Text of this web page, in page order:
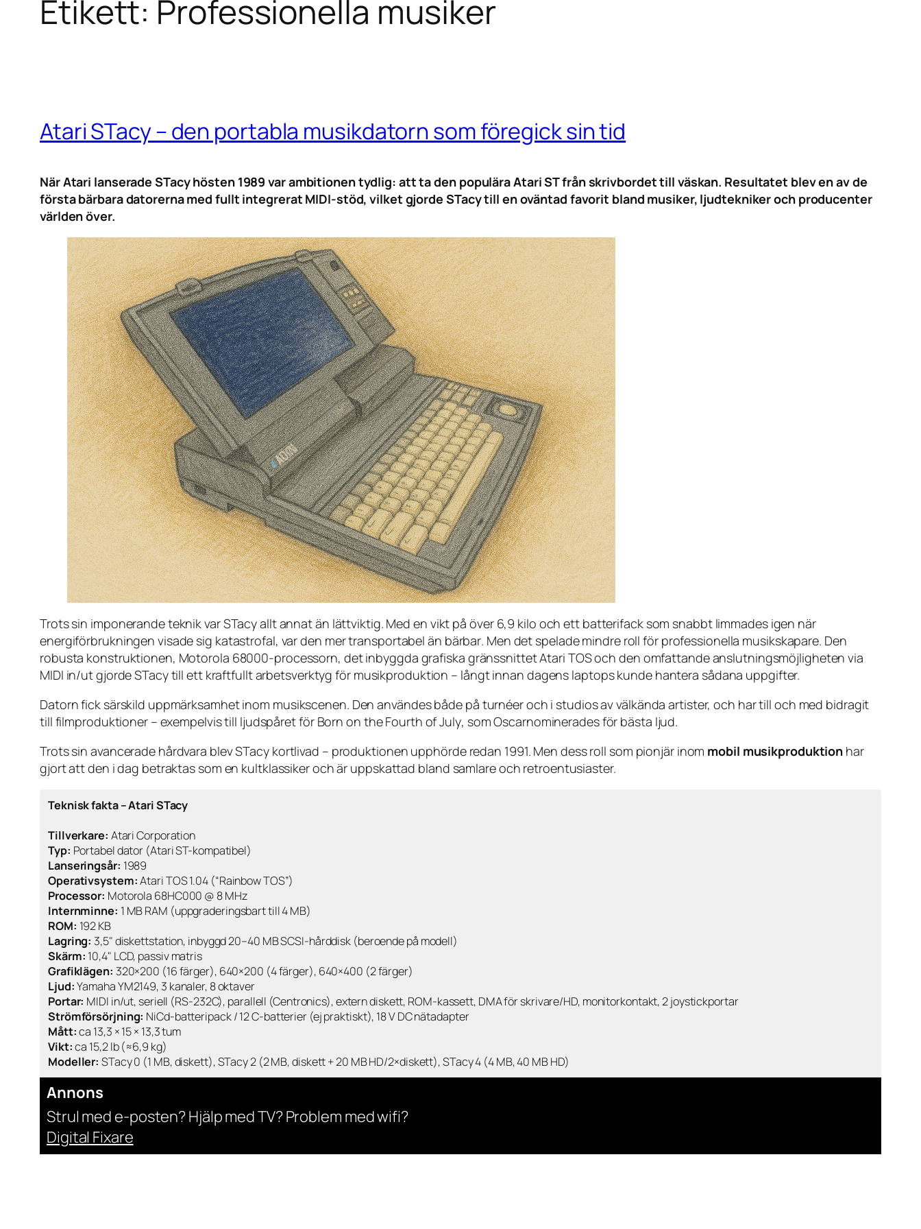
Etikett: Professionella musiker
Atari STacy – den portabla musikdatorn som föregick sin tid
När Atari lanserade STacy hösten 1989 var ambitionen tydlig: att ta den populära Atari ST från skrivbordet till väskan. Resultatet blev en av de
första bärbara datorerna med fullt integrerat MIDI-stöd, vilket gjorde STacy till en oväntad favorit bland musiker, ljudtekniker och producenter
världen över.
Trots sin imponerande teknik var STacy allt annat än lättviktig. Med en vikt på över 6,9 kilo och ett batterifack som snabbt limmades igen när
energiförbrukningen visade sig katastrofal, var den mertransportabel än bärbar. Men det spelade mindre roll för professionella musikskapare. Den
robusta konstruktionen, Motorola 68000-processorn, det inbyggda grafiska gränssnittet Atari TOS och den omfattande anslutningsmöjligheten via
MIDI in/ut gjorde STacy till ett kraftfullt arbetsverktyg för musikproduktion – långt innan dagens laptops kunde hantera sådana uppgifter.
Datorn fick särskild uppmärksamhet inom musikscenen. Den användes både på turnéer och i studios av välkända artister, och har till och med bidragit
till filmproduktioner – exempelvis till ljudspåret för Born on the Fourth of July, som Oscarnominerades för bästa ljud.
Trots sin avancerade hårdvara blev STacy kortlivad – produktionen upphörde redan 1991. Men dess roll som pionjär inom mobil musikproduktion har
gjort att den i dag betraktas som en kultklassiker och är uppskattad bland samlare och retroentusiaster.
Teknisk fakta – Atari STacy
Tillverkare: Atari Corporation
Typ: Portabel dator (Atari ST-kompatibel)
Lanseringsår: 1989
Operativsystem:Atari TOS 1.04 (“Rainbow TOS”)
Processor: Motorola 68HC000 @ 8 MHz
Internminne: 1 MB RAM (uppgraderingsbart till 4 MB)
ROM: 192 KB
Lagring: 3,5" diskettstation, inbyggd 20–40 MB SCSI-hårddisk (beroende på modell)
Skärm: 10,4" LCD, passiv matris
Grafiklägen: 320×200 (16 färger), 640×200 (4 färger), 640×400 (2 färger)
Ljud:Yamaha YM2149, 3 kanaler, 8 oktaver
Portar: MIDI in/ut, seriell (RS-232C), parallell (Centronics), extern diskett, ROM-kassett, DMA för skrivare/HD, monitorkontakt, 2 joystickportar
Strömförsörjning: NiCd-batteripack / 12 C-batterier (ej praktiskt), 18 V DC nätadapter
Mått:ca 13,3 × 15 × 13,3 tum
Vikt:ca 15,2 lb (≈6,9 kg)
Modeller: STacy 0 (1 MB, diskett), STacy 2 (2 MB, diskett + 20 MB HD/2×diskett), STacy 4 (4 MB, 40 MB HD)
Annons
Strul med e-posten? Hjälp med TV? Problem med wifi?
Digital Fixare